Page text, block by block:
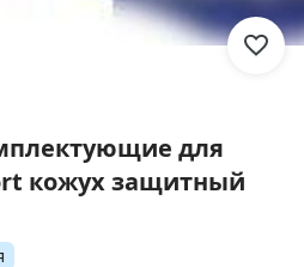
для
кожух защитный